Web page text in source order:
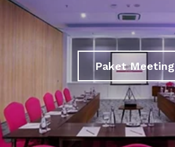
Paket Meeting